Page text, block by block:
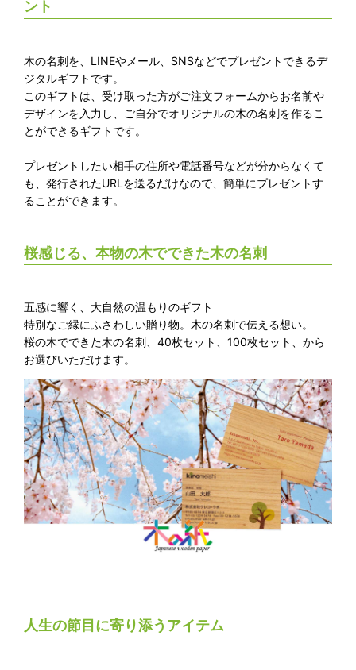
ント
木の名刺を、LINEやメール、SNSなどでプレゼントできるデ
ジタルギフトです。
このギフトは、受け取った方がご注文フォームからお名前や
デザインを入力し、ご自分でオリジナルの木の名刺を作るこ
とができるギフトです。
プレゼントしたい相手の住所や電話番号などが分からなくて
も、発行されたURLを送るだけなので、簡単にプレゼントす
ることができます。
桜感じる、本物の木でできた木の名刺
五感に響く、大自然の温もりのギフト
特別なご縁にふさわしい贈り物。木の名刺で伝える想い。
桜の木でできた木の名刺、40枚セット、100枚セット、から
お選びいただけます。
人生の節目に寄り添うアイテム